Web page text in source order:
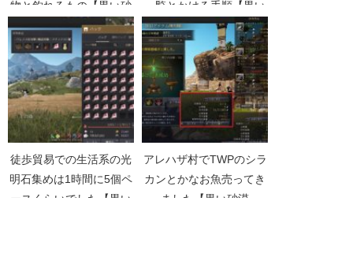
物と釣れるもの【黒い砂
漠Part5142】
一覧とかける手順【黒い
砂漠Part2670】
徒歩貿易での生活系の光
明石集めは1時間に5個ペ
ースくらいでした【黒い
アレハザ村でTWPのシラ
カンとかなお魚売ってき
ました【黒い砂漠